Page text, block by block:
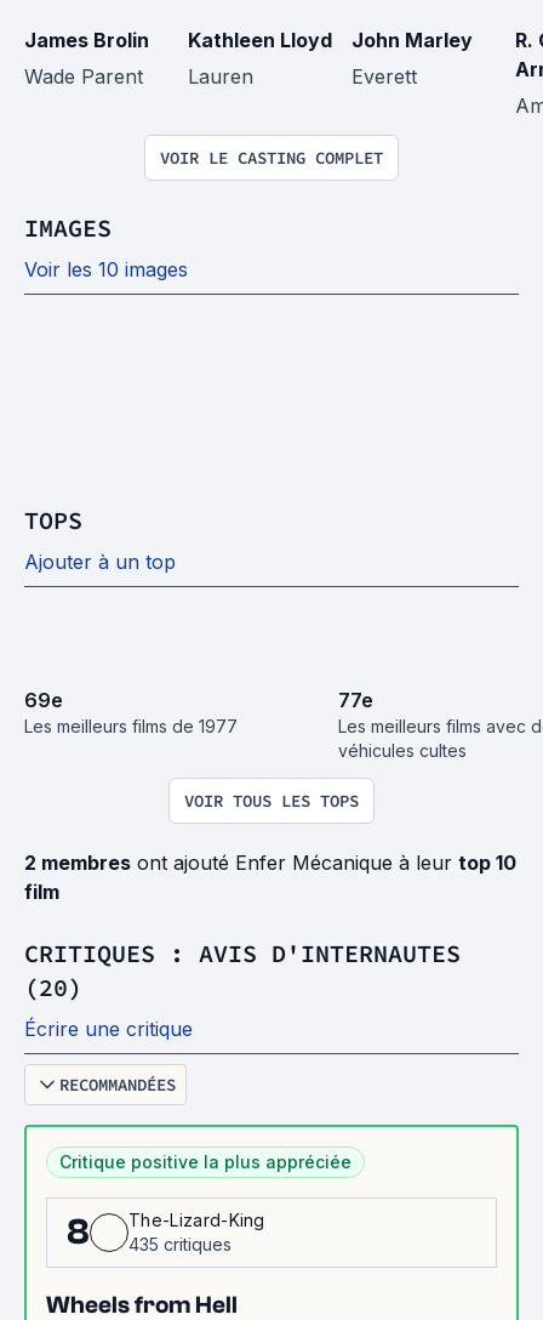
James Brolin
Wade Parent
Kathleen Lloyd
Lauren
John Marley
Everett
R.
VOIR LE CASTING COMPLET
IMAGES
Voir les 10 images
TOPS
Ajouter à un top
69e
Les meilleurs films de 1977
77e
Les meilleurs films avec
véhicules cultes
VOIR TOUS LES TOPS
2 membres ont ajouté Enfer Mécanique à leur top 10
film
CRITIQUES : AVIS D'INTERNAUTES
(20)
Écrire une critique
RECOMMANDÉES
Critique positive la plus appréciée
8
The-Lizard-King
435 critiques
Wheels from Hell